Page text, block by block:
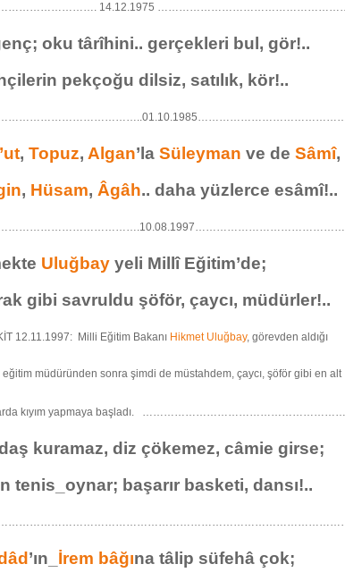
14.12.1975
oku târîhini.. gerçekleri bul, gör!..
pekçoğu dilsiz, satılık, kör!..
,Topuz, Algan’laSüleyman ve deSâmî,
, Hüsam, Âgâh.. daha yüzlerce esâmî!..
Uluğbay yeli Millî Eğitim’de;
gibi savruldu şöför, çaycı, müdürler!..
12.11.1997: Milli Eğitim Bakanı Hikmet Uluğbay, görevden aldığı
müdüründen sonra şimdi de müstahdem, çaycı, şöför gibi en alt
kıyım yapmaya başladı.
kuramaz, diz çökemez, câmie girse;
tenis_oynar; başarır basketi, dansı!..
’ın_ İrem bâğına tâlip süfehâ çok;